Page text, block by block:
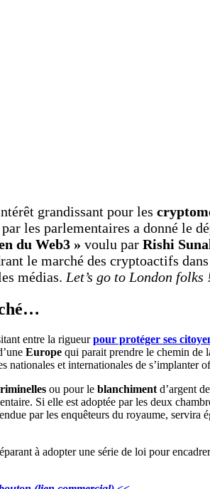
grandissant pour les
les parlementaires a donné le
du Web3 » voulu par Rishi
le marché des cryptoactifs
médias. Let’s go to London folks
entre la rigueurpour protéger ses
Europe qui parait prendre le chemin de
nationales et internationales de s’implanter
ou pour le blanchiment d’argent
Si elle est adoptée par les deux
par les enquêteurs du royaume, servira